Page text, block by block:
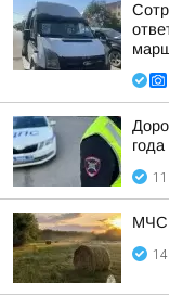
года
МЧС